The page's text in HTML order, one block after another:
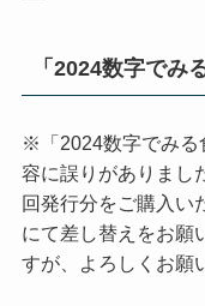
「2024数字でみ
※「2024数字でみる
容に誤りがありまし
回発行分をご購入い
にて差し替えをお願
すが、よろしくお願